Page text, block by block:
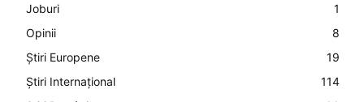
Joburi
1
Opinii
8
Știri Europene
19
Știri Internațional
114